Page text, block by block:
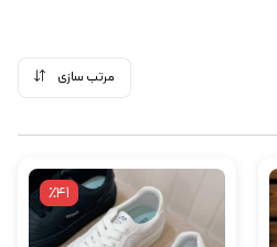
مرتب سازی
٪41